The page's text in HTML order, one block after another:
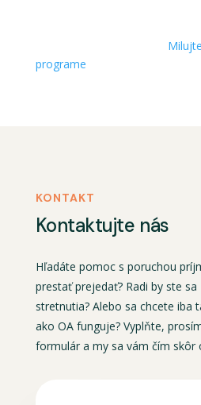
programe
KONTAKT
Kontaktujte nás
Hľadáte pomoc s poruchou
prestať prejedať? Radi by ste
stretnutia? Alebo sa chcete iba
ako OA funguje? Vyplňte,
formulár a my sa vám čím skôr